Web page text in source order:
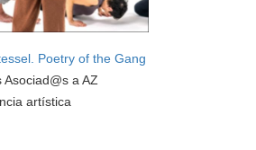
Poetry of the Gang
Asociad@s a AZ
artística